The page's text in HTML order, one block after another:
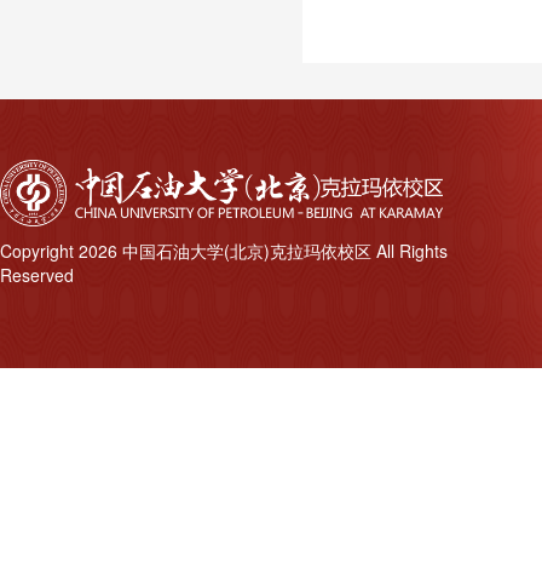
Copyright 2026 中国石油大学(北京)克拉玛依校区 All Rights
Reserved